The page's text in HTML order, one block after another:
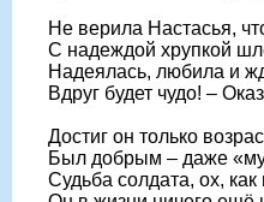
Не верила Настасья,
С надеждой хрупкой
Надеялась, любила и
Вдруг будет чудо! –
Достиг он только
Был добрым – даже
Судьба солдата, ох,